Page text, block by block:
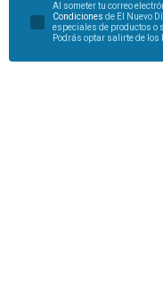
Al someter tu correo
Condiciones de El Nuevo
especiales de productos o
Podrás optar salirte de los